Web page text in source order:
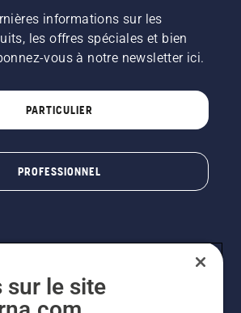
informations sur les
les offres spéciales et bien
vous à notre newsletter ici.
PARTICULIER
PROFESSIONNEL
sur le site